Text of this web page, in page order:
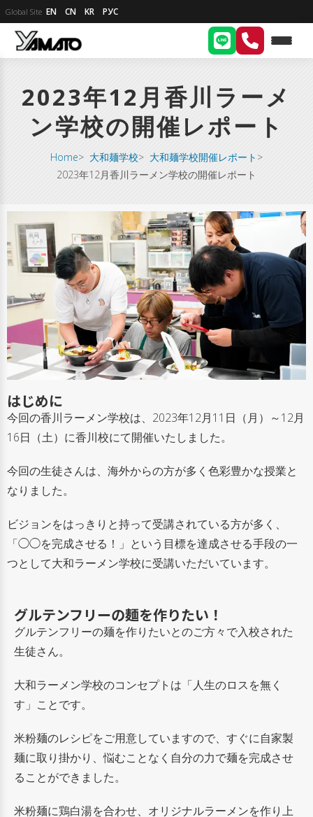
Global Site EN CN KR РУС
2023年12月香川ラーメ
ン学校の開催レポート
Home> 大和麺学校> 大和麺学校開催レポート >
2023年12月香川ラーメン学校の開催レポート
はじめに
今回の香川ラーメン学校は、2023年12月11日（月）～12月
16日（土）に香川校にて開催いたしました。
今回の生徒さんは、海外からの方が多く色彩豊かな授業と
なりました。
ビジョンをはっきりと持って受講されている方が多く、
「◯◯を完成させる！」という目標を達成させる手段の一
つとして大和ラーメン学校に受講いただいています。
グルテンフリーの麺を作りたい！
グルテンフリーの麺を作りたいとのご方々で入校された
生徒さん。
大和ラーメン学校のコンセプトは「人生のロスを無く
す」ことです。
米粉麺のレシピをご用意していますので、すぐに自家製
麺に取り掛かり、悩むことなく自分の力で麺を完成させ
ることができました。
米粉麺に鶏白湯を合わせ、オリジナルラーメンを作り上